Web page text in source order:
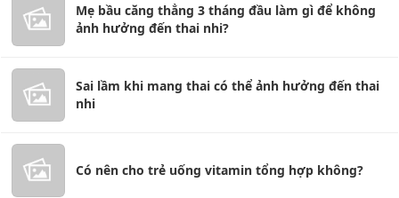
Mẹ bầu căng thẳng 3 tháng đầu làm gì để không
ảnh hưởng đến thai nhi?
Sai lầm khi mang thai có thể ảnh hưởng đến thai
nhi
Có nên cho trẻ uống vitamin tổng hợp không?